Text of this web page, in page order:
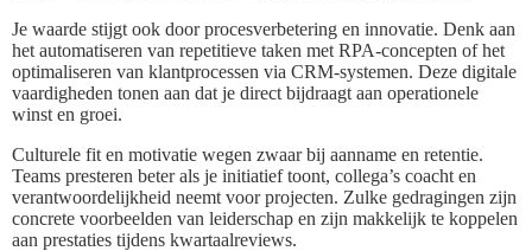
Je waarde stijgt ook door procesverbetering en innovatie. Denk aan
het automatiseren van repetitieve taken met RPA-concepten of het
optimaliseren van klantprocessen via CRM-systemen. Deze digitale
vaardigheden tonen aan dat je direct bijdraagt aan operationele
winst en groei.
Culturele fit en motivatie wegen zwaar bij aanname en retentie.
Teams presteren beter als je initiatief toont, collega’s coacht en
verantwoordelijkheid neemt voor projecten. Zulke gedragingen zijn
concrete voorbeelden van leiderschap en zijn makkelijk te koppelen
aan prestaties tijdens kwartaalreviews.